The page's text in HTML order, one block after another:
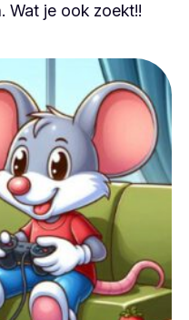
Wat je ook zoekt!!